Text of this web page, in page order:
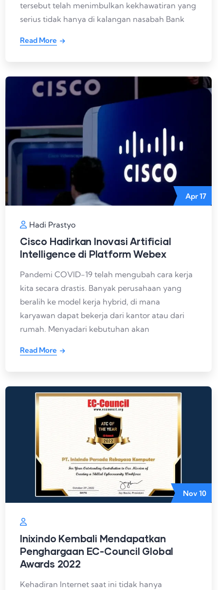
tersebut telah menimbulkan kekhawatiran yang
serius tidak hanya di kalangan nasabah Bank
Read More
Apr17
Hadi Prastyo
Cisco Hadirkan Inovasi Artificial
Intelligence di Platform Webex
Pandemi COVID-19 telah mengubah cara kerja
kita secara drastis. Banyak perusahaan yang
beralih ke model kerja hybrid, di mana
karyawan dapat bekerja dari kantor atau dari
rumah. Menyadari kebutuhan akan
Read More
Nov 10
Inixindo Kembali Mendapatkan
Penghargaan EC-Council Global
Awards 2022
Kehadiran Internet saat ini tidak hanya